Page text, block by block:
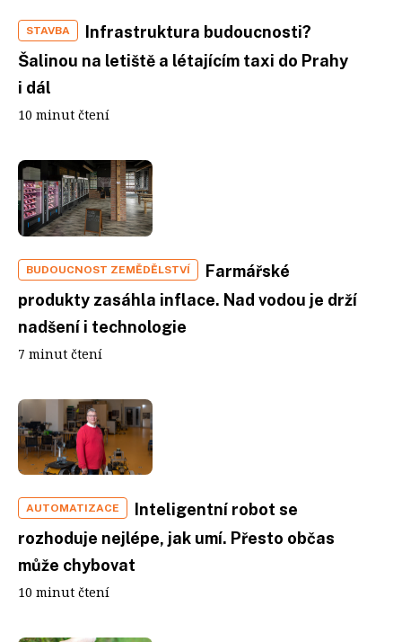
STAVBA
Infrastruktura budoucnosti?
Šalinou na letiště a létajícím taxi do Prahy
i dál
10 minut čtení
BUDOUCNOST ZEMĚDĚLSTVÍ
Farmářské
produkty zasáhla inflace. Nad vodou je drží
nadšení i technologie
7 minut čtení
AUTOMATIZACE
Inteligentní robot se
rozhoduje nejlépe, jak umí. Přesto občas
může chybovat
10 minut čtení